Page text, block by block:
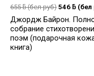
655ƃ(бел руб) 546 ƃ (бел
Джордж Байрон.
собрание
поэм (подарочная
книга)